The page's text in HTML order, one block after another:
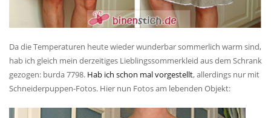
Da die Temperaturen heute wieder wunderbar sommerlich warm sind,
hab ich gleich mein derzeitiges Lieblingssommerkleid aus dem Schrank
gezogen: burda 7798. Hab ich schon mal vorgestellt, allerdings nur mit
Schneiderpuppen-Fotos. Hier nun Fotos am lebenden Objekt: